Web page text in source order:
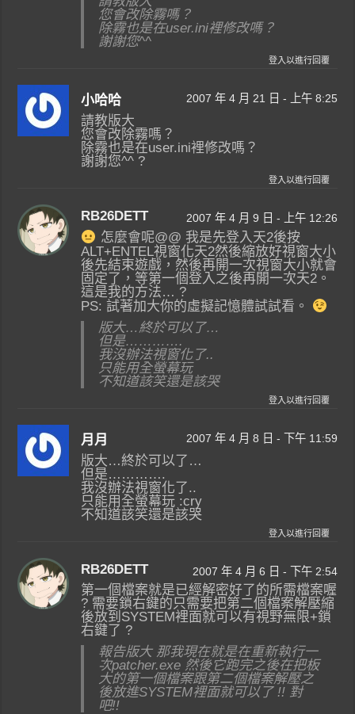
您會改除霧嗎？
除霧也是在user.ini裡修改嗎？
謝謝您^^
登入以進行回覆
小哈哈 2007 年 4 月 21 日 - 上午 8:25
請教版大
您會改除霧嗎？
除霧也是在user.ini裡修改嗎？
謝謝您^^ ?
登入以進行回覆
RB26DETT 2007 年 4 月 9 日 - 上午 12:26
怎麼會呢@@ 我是先登入天2後按
ALT+ENTEL視窗化天2然後縮放好視窗大小
後先結束遊戲，然後再開一次視窗大小就會
固定了，等第一個登入之後再開一次天2。
這是我的方法… ?
PS: 試著加大你的虛擬記憶體試試看。
版大…終於可以了…
但是………….
我沒辦法視窗化了..
只能用全螢幕玩
不知道該笑還是該哭
登入以進行回覆
月月 2007 年 4 月 8 日 - 下午 11:59
版大…終於可以了…
但是………….
我沒辦法視窗化了..
只能用全螢幕玩 :cry
不知道該笑還是該哭
登入以進行回覆
RB26DETT 2007 年 4 月 6 日 - 下午 2:54
第一個檔案就是已經解密好了的所需檔案喔
? 需要鎖右鍵的只需要把第二個檔案解壓縮
後放到SYSTEM裡面就可以有視野無限+鎖
右鍵了 ?
報告版大 那我現在就是在重新執行一
次patcher.exe 然後它跑完之後在把板
大的第一個檔案跟第二個檔案解壓之
後放進SYSTEM裡面就可以了 !! 對
吧!!